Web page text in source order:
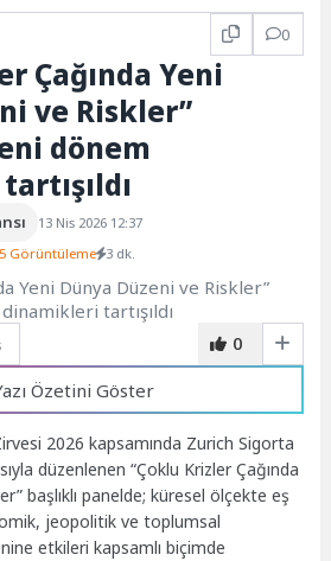
0
Çağında Yeni
ve Riskler”
dönem
13 Nis 2026 12:37
Görüntüleme 3 dk.
0
Özetini Göster
2026 kapsamında Zurich Sigorta
düzenlenen “Çoklu Krizler Çağında
başlıklı panelde; küresel ölçekte eş
jeopolitik ve toplumsal
etkileri kapsamlı biçimde